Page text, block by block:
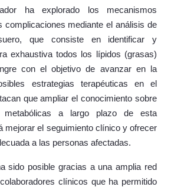
ha explorado los mecanismos
complicaciones mediante el análisis de
que consiste en identificar y
exhaustiva todos los lípidos (grasas)
con el objetivo de avanzar en la
estrategias terapéuticas en el
que ampliar el conocimiento sobre
metabólicas a largo plazo de esta
mejorar el seguimiento clínico y ofrecer
a las personas afectadas.
sido posible gracias a una amplia red
clínicos que ha permitido